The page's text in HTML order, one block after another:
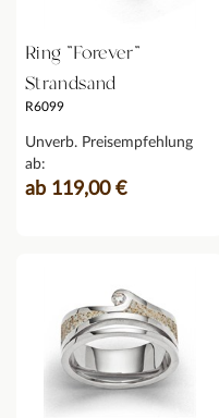
Ring "Forever"
Strandsand
R6099
Unverb. Preisempfehlung
ab:
ab 119,00 €